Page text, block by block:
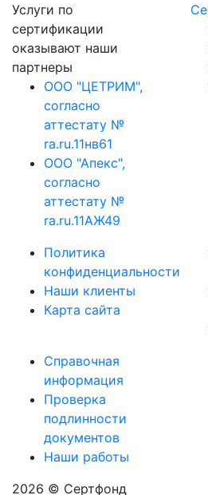
Услуги по
сертификации
оказывают наши
партнеры
ООО "ЦЕТРИМ",
согласно
аттестату №
ra.ru.11нв61
ООО "Апекс",
согласно
аттестату №
ra.ru.11АЖ49
Политика
конфиденциальности
Наши клиенты
Карта сайта
Справочная
информация
Проверка
подлинности
документов
Наши работы
2026 © Сертфонд